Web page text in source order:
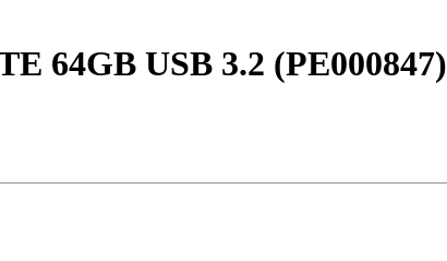
64GB USB 3.2 (PE000847)